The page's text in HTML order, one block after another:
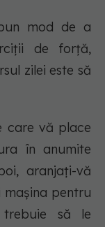
mod de a
de forță,
zilei este să
care vă place
în anumite
aranjați-vă
pentru
să le